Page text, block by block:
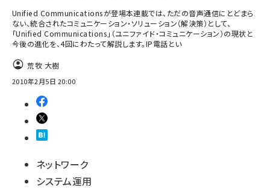
drupal (1955)
genai (1483)
abc123 (1358)
ai crunch (1353)
Unified Communicationsが登場本連載では、ただの音声通信にとどまら
ない、統合されたコミュニケーション・ソリューション（解決策）として、
「Unified Communications」（ユニファイド・コミュニケーション）の現状と
今後の進化を、4回にわたって解説します。IP電話とい
荒牧 大樹
2010年2月5日 20:00
ネットワーク
システム運用